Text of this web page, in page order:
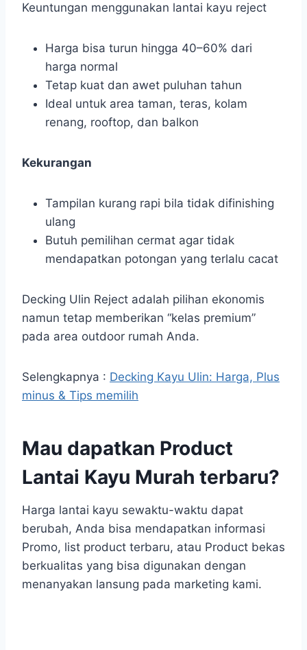
Keuntungan menggunakan lantai kayu reject
Harga bisa turun hingga 40–60% dari
harga normal
Tetap kuat dan awet puluhan tahun
Ideal untuk area taman, teras, kolam
renang, rooftop, dan balkon
Kekurangan
Tampilan kurang rapi bila tidak difinishing
ulang
Butuh pemilihan cermat agar tidak
mendapatkan potongan yang terlalu cacat
Decking Ulin Reject adalah pilihan ekonomis
namun tetap memberikan “kelas premium”
pada area outdoor rumah Anda.
Selengkapnya : Decking Kayu Ulin: Harga, Plus
minus & Tips memilih
Mau dapatkan Product
Lantai Kayu Murah terbaru?
Harga lantai kayu sewaktu-waktu dapat
berubah, Anda bisa mendapatkan informasi
Promo, list product terbaru, atau Product bekas
berkualitas yang bisa digunakan dengan
menanyakan lansung pada marketing kami.